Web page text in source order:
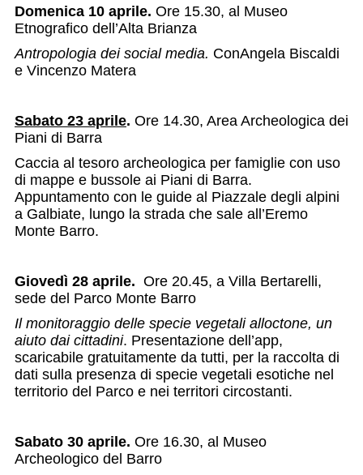
Domenica 10 aprile. Ore 15.30, al Museo
Etnografico dell’Alta Brianza
Antropologia dei social media. ConAngela Biscaldi
e Vincenzo Matera
Sabato 23 aprile. Ore 14.30, Area Archeologica dei
Piani di Barra
Caccia al tesoro archeologica per famiglie con uso
di mappe e bussole ai Piani di Barra.
Appuntamento con le guide al Piazzale degli alpini
a Galbiate, lungo la strada che sale all’Eremo
Monte Barro.
Giovedì 28 aprile. Ore 20.45, a Villa Bertarelli,
sede del Parco Monte Barro
Il monitoraggio delle specie vegetali alloctone, un
aiuto dai cittadini. Presentazione dell’app,
scaricabile gratuitamente da tutti, per la raccolta di
dati sulla presenza di specie vegetali esotiche nel
territorio del Parco e nei territori circostanti.
Sabato 30 aprile. Ore 16.30, al Museo
Archeologico del Barro